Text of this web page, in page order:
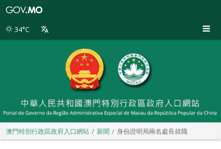
別
34°C
澳門特別行政區政府入口網站 新聞 身份證明局兩名處長就職